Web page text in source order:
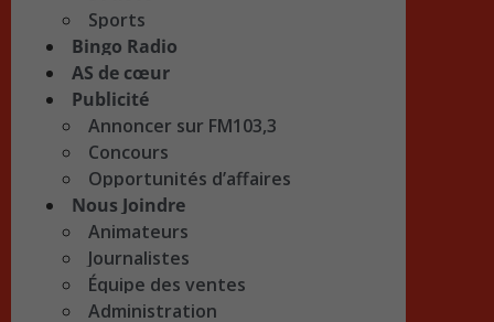
Sports
Bingo Radio
AS de cœur
Publicité
Annoncer sur FM103,3
Concours
Opportunités d’affaires
Nous Joindre
Animateurs
Journalistes
Équipe des ventes
Administration